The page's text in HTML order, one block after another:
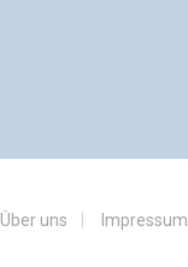
Über uns Impressum